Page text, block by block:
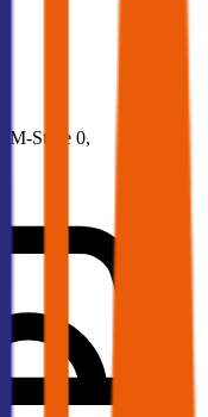
BM-Stufe 0,